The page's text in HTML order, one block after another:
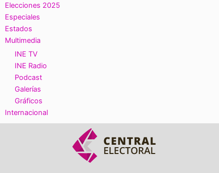
Elecciones 2025
Especiales
Estados
Multimedia
INE TV
INE Radio
Podcast
Galerías
Gráficos
Internacional